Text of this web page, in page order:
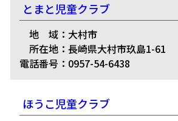
とまと児童クラブ
地 域：大村市
所在地：長崎県大村市玖島1-61
電話番号：0957-54-6438
ほうこ児童クラブ